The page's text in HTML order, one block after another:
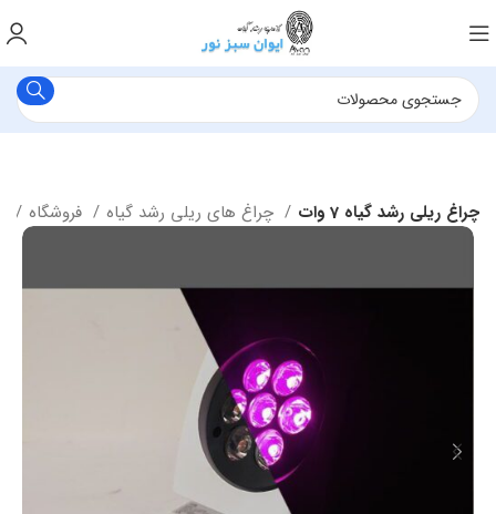
فروشگاه چراغ های ریلی رشد گیاه چراغ ریلی رشد گیاه 7 وات